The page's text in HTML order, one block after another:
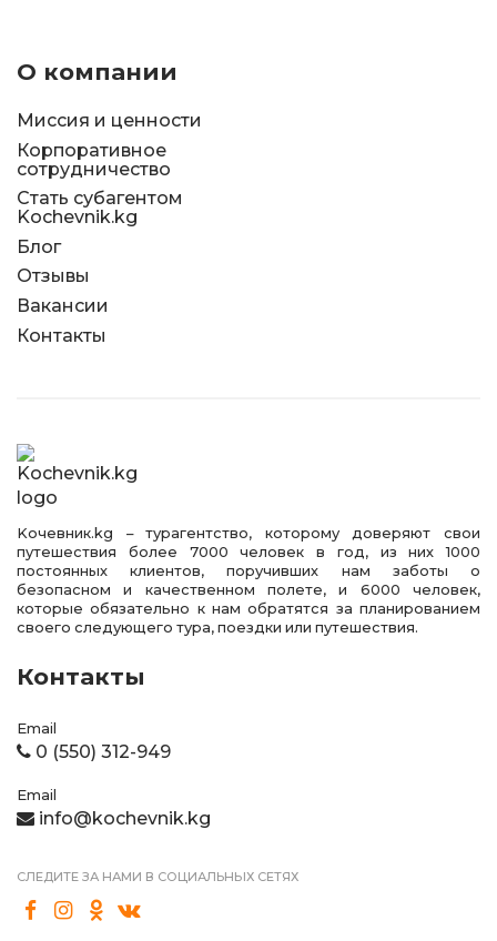
О компании
Миссия и ценности
Корпоративное
сотрудничество
Стать субагентом
Kochevnik.kg
Блог
Отзывы
Вакансии
Контакты
Kочевник.kg – турагентство, которому доверяют свои
путешествия более 7000 человек в год, из них 1000
постоянных клиентов, поручивших нам заботы о
безопасном и качественном полете, и 6000 человек,
которые обязательно к нам обратятся за планированием
своего следующего тура, поездки или путешествия.
Контакты
Email
0 (550) 312-949
Email
info@kochevnik.kg
СЛЕДИТЕ ЗА НАМИ В СОЦИАЛЬНЫХ СЕТЯХ